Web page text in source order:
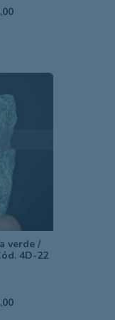
verde /
4D-22